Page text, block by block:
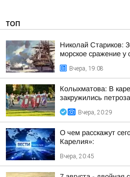
ТОП
Николай Стариков:
морское сражение у
Вчера, 19:08
Колыхматова: В
закружились
Вчера, 20:29
О чем расскажут
Карелия»:
Вчера, 20:45